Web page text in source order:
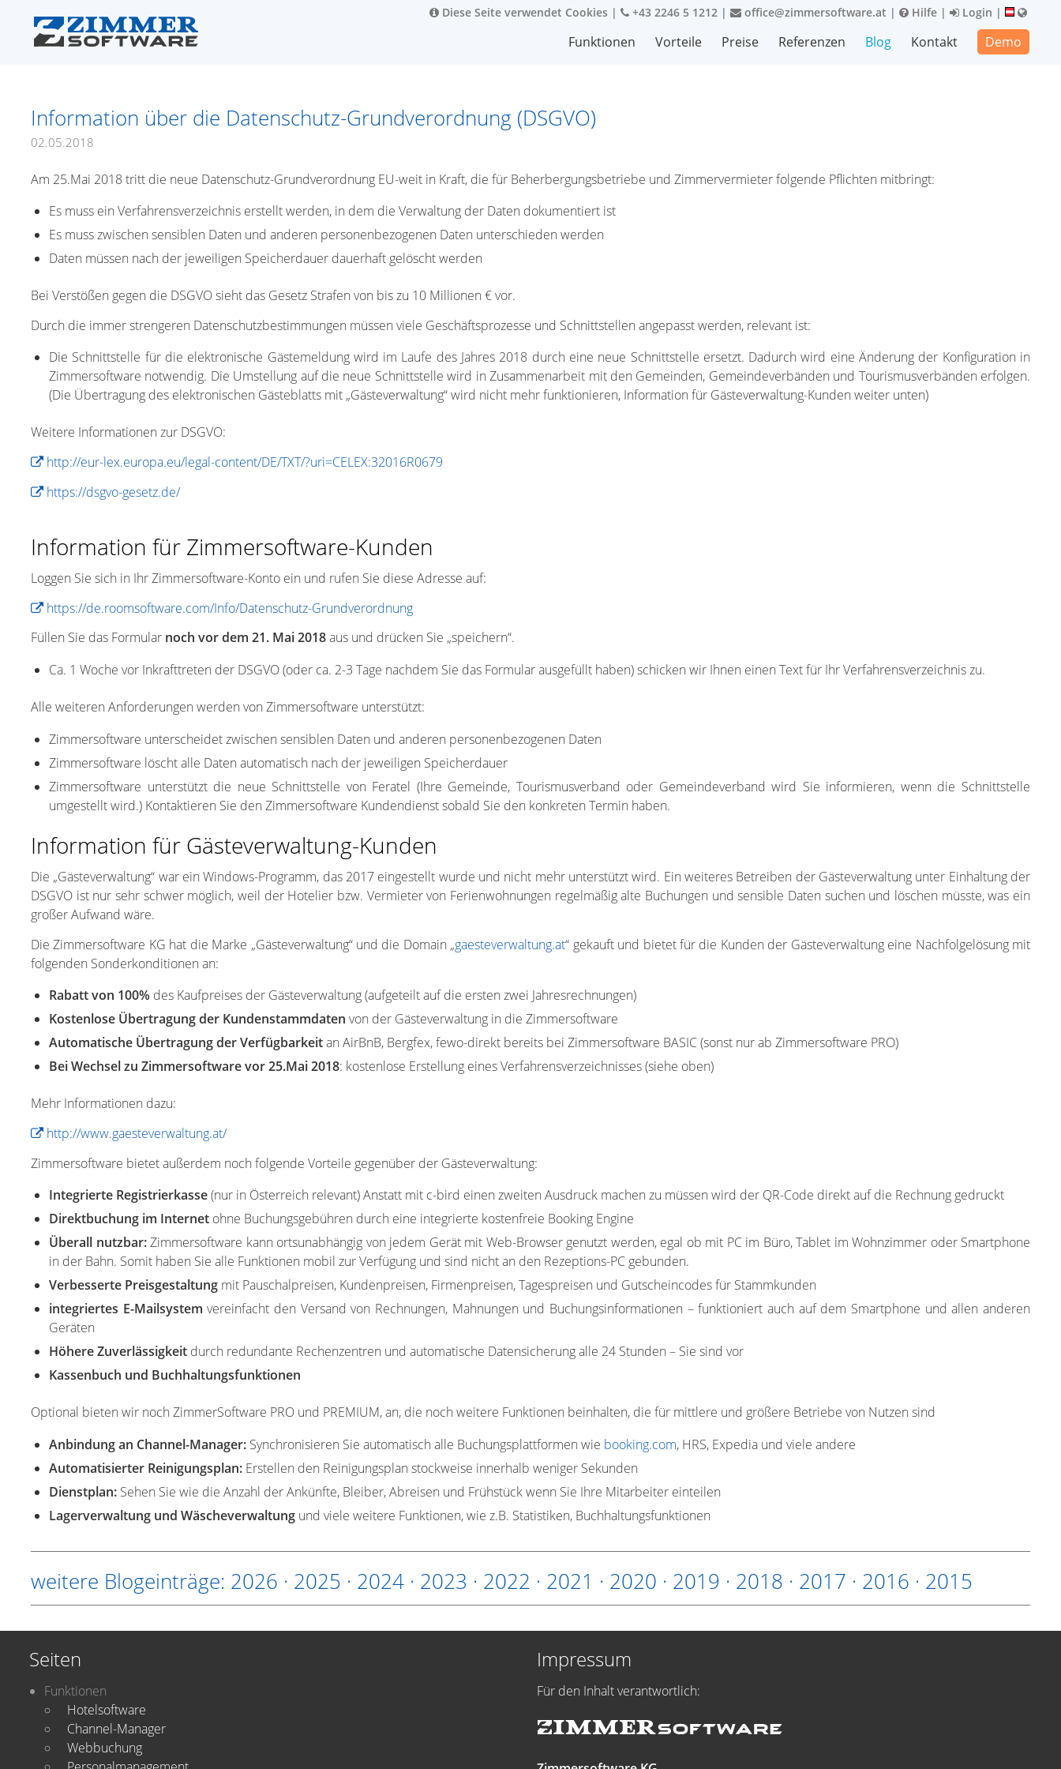
Diese Seite verwendet Cookies | +43 2246 5 1212 | office@zimmersoftware.at | Hilfe | Login |
Funktionen Vorteile Preise Referenzen Blog Kontakt Demo
Information über die Datenschutz-Grundverordnung (DSGVO)
02.05.2018
Am 25.Mai 2018 tritt die neue Datenschutz-Grundverordnung EU-weit in Kraft, die für Beherbergungsbetriebe und Zimmervermieter folgende Pflichten mitbringt:
Es muss ein Verfahrensverzeichnis erstellt werden, in dem die Verwaltung der Daten dokumentiert ist
Es muss zwischen sensiblen Daten und anderen personenbezogenen Daten unterschieden werden
Daten müssen nach der jeweiligen Speicherdauer dauerhaft gelöscht werden
Bei Verstößen gegen die DSGVO sieht das Gesetz Strafen von bis zu 10 Millionen € vor.
Durch die immer strengeren Datenschutzbestimmungen müssen viele Geschäftsprozesse und Schnittstellen angepasst werden, relevant ist:
Die Schnittstelle für die elektronische Gästemeldung wird im Laufe des Jahres 2018 durch eine neue Schnittstelle ersetzt. Dadurch wird eine Änderung der Konfiguration in
Zimmersoftware notwendig. Die Umstellung auf die neue Schnittstelle wird in Zusammenarbeit mit den Gemeinden, Gemeindeverbänden und Tourismusverbänden erfolgen.
(Die Übertragung des elektronischen Gästeblatts mit „Gästeverwaltung“ wird nicht mehr funktionieren, Information für Gästeverwaltung-Kunden weiter unten)
Weitere Informationen zur DSGVO:
http://eur-lex.europa.eu/legal-content/DE/TXT/?uri=CELEX:32016R0679
https://dsgvo-gesetz.de/
Information für Zimmersoftware-Kunden
Loggen Sie sich in Ihr Zimmersoftware-Konto ein und rufen Sie diese Adresse auf:
https://de.roomsoftware.com/Info/Datenschutz-Grundverordnung
Füllen Sie das Formular noch vor dem 21. Mai 2018aus und drücken Sie „speichern“.
Ca. 1 Woche vor Inkrafttreten der DSGVO (oder ca. 2-3 Tage nachdem Sie das Formular ausgefüllt haben) schicken wir Ihnen einen Text für Ihr Verfahrensverzeichnis zu.
Alle weiteren Anforderungen werden von Zimmersoftware unterstützt:
Zimmersoftware unterscheidet zwischen sensiblen Daten und anderen personenbezogenen Daten
Zimmersoftware löscht alle Daten automatisch nach der jeweiligen Speicherdauer
Zimmersoftware unterstützt die neue Schnittstelle von Feratel (Ihre Gemeinde, Tourismusverband oder Gemeindeverband wird Sie informieren, wenn die Schnittstelle
umgestellt wird.) Kontaktieren Sie den Zimmersoftware Kundendienst sobald Sie den konkreten Termin haben.
Information für Gästeverwaltung-Kunden
Die „Gästeverwaltung“ war ein Windows-Programm, das 2017 eingestellt wurde und nicht mehr unterstützt wird. Ein weiteres Betreiben der Gästeverwaltung unter Einhaltung der
DSGVO ist nur sehr schwer möglich, weil der Hotelier bzw. Vermieter von Ferienwohnungen regelmäßig alte Buchungen und sensible Daten suchen und löschen müsste, was ein
großer Aufwand wäre.
Die Zimmersoftware KG hat die Marke „Gästeverwaltung“ und die Domain „gaesteverwaltung.at“ gekauft und bietet für die Kunden der Gästeverwaltung eine Nachfolgelösung mit
folgenden Sonderkonditionen an:
Rabatt von 100% des Kaufpreises der Gästeverwaltung (aufgeteilt auf die ersten zwei Jahresrechnungen)
Kostenlose Übertragung der Kundenstammdaten von der Gästeverwaltung in die Zimmersoftware
Automatische Übertragung der Verfügbarkeitan AirBnB, Bergfex, fewo-direkt bereits bei Zimmersoftware BASIC (sonst nur ab Zimmersoftware PRO)
Bei Wechsel zu Zimmersoftware vor 25.Mai 2018: kostenlose Erstellung eines Verfahrensverzeichnisses (siehe oben)
Mehr Informationen dazu:
http://www.gaesteverwaltung.at/
Zimmersoftware bietet außerdem noch folgende Vorteile gegenüber der Gästeverwaltung:
Integrierte Registrierkasse(nur in Österreich relevant) Anstatt mit c-bird einen zweiten Ausdruck machen zu müssen wird der QR-Code direkt auf die Rechnung gedruckt
Direktbuchung im Internet ohne Buchungsgebühren durch eine integrierte kostenfreie Booking Engine
Überall nutzbar: Zimmersoftware kann ortsunabhängig von jedem Gerät mit Web-Browser genutzt werden, egal ob mit PC im Büro, Tablet im Wohnzimmer oder Smartphone
in der Bahn. Somit haben Sie alle Funktionen mobil zur Verfügung und sind nicht an den Rezeptions-PC gebunden.
Verbesserte Preisgestaltung mit Pauschalpreisen, Kundenpreisen, Firmenpreisen, Tagespreisen und Gutscheincodes für Stammkunden
integriertes E-Mailsystem vereinfacht den Versand von Rechnungen, Mahnungen und Buchungsinformationen – funktioniert auch auf dem Smartphone und allen anderen
Geräten
Höhere Zuverlässigkeit durch redundante Rechenzentren und automatische Datensicherung alle 24 Stunden – Sie sind vor
Kassenbuch und Buchhaltungsfunktionen
Optional bieten wir noch ZimmerSoftware PRO und PREMIUM, an, die noch weitere Funktionen beinhalten, die für mittlere und größere Betriebe von Nutzen sind
Anbindung an Channel-Manager: Synchronisieren Sie automatisch alle Buchungsplattformen wie booking.com, HRS, Expedia und viele andere
Automatisierter Reinigungsplan: Erstellen den Reinigungsplan stockweise innerhalb weniger Sekunden
Dienstplan: Sehen Sie wie die Anzahl der Ankünfte, Bleiber, Abreisen und Frühstück wenn Sie Ihre Mitarbeiter einteilen
Lagerverwaltung und Wäscheverwaltung und viele weitere Funktionen, wie z.B. Statistiken, Buchhaltungsfunktionen
weitere Blogeinträge: 2026 · 2025 · 2024 · 2023 · 2022 · 2021 · 2020 · 2019 · 2018 · 2017 · 2016 · 2015
Seiten
Funktionen
Hotelsoftware
Channel-Manager
Webbuchung
Impressum
Für den Inhalt verantwortlich: